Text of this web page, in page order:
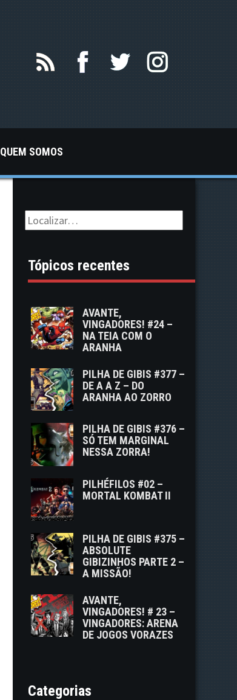
QUEM SOMOS
Tópicos recentes
AVANTE,
VINGADORES! #24 –
NA TEIA COM O
ARANHA
PILHA DE GIBIS #377 –
DE A A Z – DO
ARANHA AO ZORRO
PILHA DE GIBIS #376 –
SÓ TEM MARGINAL
NESSA ZORRA!
PILHÉFILOS #02 –
MORTAL KOMBAT II
PILHA DE GIBIS #375 –
ABSOLUTE
GIBIZINHOS PARTE 2 –
A MISSÃO!
AVANTE,
VINGADORES! # 23 –
VINGADORES: ARENA
DE JOGOS VORAZES
Categorias